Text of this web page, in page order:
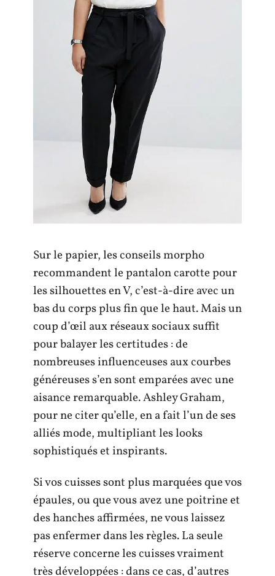
Sur le papier, les conseils morpho
recommandent le pantalon carotte pour
les silhouettes en V, c’est-à-dire avec un
bas du corps plus fin que le haut. Mais un
coup d’œil aux réseaux sociaux suffit
pour balayer les certitudes : de
nombreuses influenceuses aux courbes
généreuses s’en sont emparées avec une
aisance remarquable. Ashley Graham,
pour ne citer qu’elle, en a fait l’un de ses
alliés mode, multipliant les looks
sophistiqués et inspirants.
Si vos cuisses sont plus marquées que vos
épaules, ou que vous avez une poitrine et
des hanches affirmées, ne vous laissez
pas enfermer dans les règles. La seule
réserve concerne les cuisses vraiment
très développées : dans ce cas, d’autres